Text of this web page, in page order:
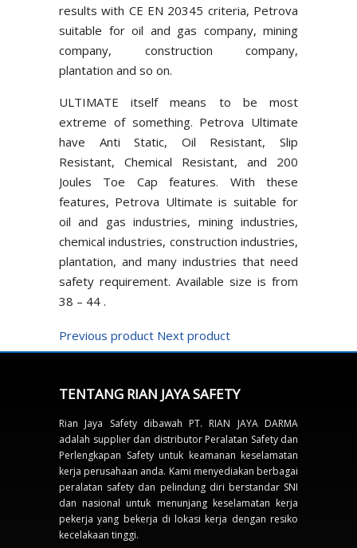
results with CE EN 20345 criteria, Petrova
suitable for oil and gas company, mining
company, construction company,
plantation and so on.
ULTIMATE itself means to be most
extreme of something. Petrova Ultimate
have Anti Static, Oil Resistant, Slip
Resistant, Chemical Resistant, and 200
Joules Toe Cap features. With these
features, Petrova Ultimate is suitable for
oil and gas industries, mining industries,
chemical industries, construction industries,
plantation, and many industries that need
safety requirement. Available size is from
38 – 44 .
Previous product Next product
TENTANG RIAN JAYA SAFETY
Rian Jaya Safety dibawah PT. RIAN JAYA DARMA
adalah supplier dan distributor Peralatan Safety dan
Perlengkapan Safety untuk keamanan keselamatan
kerja perusahaan anda. Kami menyediakan berbagai
peralatan safety dan pelindung diri berstandar SNI
dan nasional untuk menunjang keselamatan kerja
pekerja yang bekerja di lokasi kerja dengan resiko
kecelakaan tinggi.